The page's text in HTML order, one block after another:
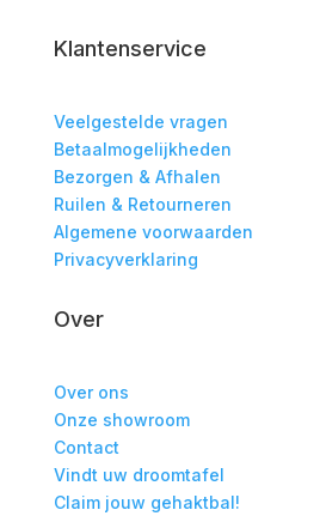
Klantenservice
Veelgestelde vragen
Betaalmogelijkheden
Bezorgen & Afhalen
Ruilen & Retourneren
Algemene voorwaarden
Privacyverklaring
Over
Over ons
Onze showroom
Contact
Vindt uw droomtafel
Claim jouw gehaktbal!